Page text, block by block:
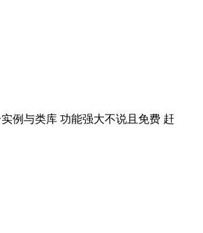
例与类库 功能强大不说且免费 赶